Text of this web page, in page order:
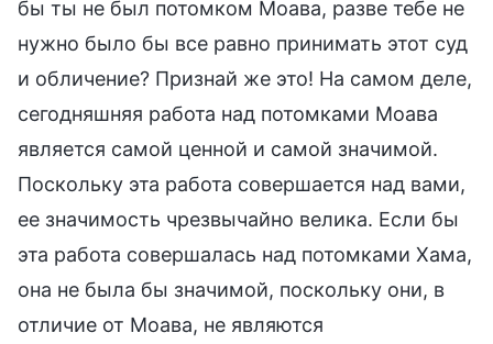
бы ты не был потомком Моава, разве тебе не
нужно было бы все равно принимать этот суд
и обличение? Признай же это! На самом деле,
сегодняшняя работа над потомками Моава
является самой ценной и самой значимой.
Поскольку эта работа совершается над вами,
ее значимость чрезвычайно велика. Если бы
эта работа совершалась над потомками Хама,
она не была бы значимой, поскольку они, в
отличие от Моава, не являются